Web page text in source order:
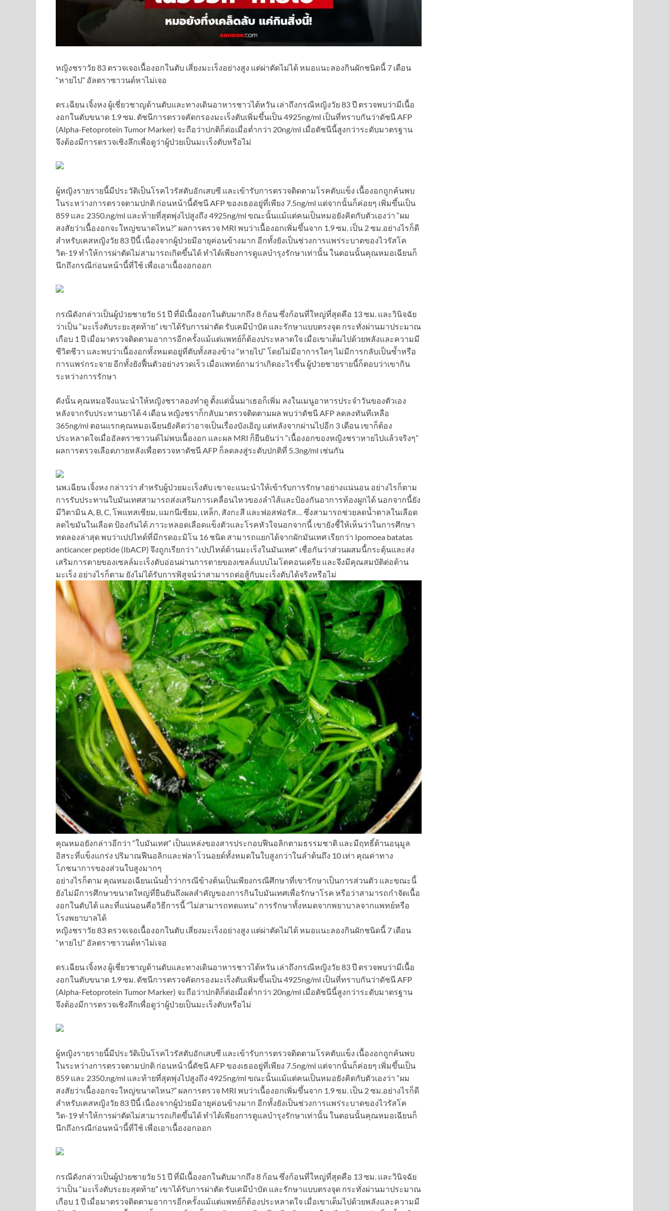
หญิงชราวัย 83 ตรวจเจอเนื้องอกในตับ เสี่ยงมะเร็งอย่างสูง แต่ผ่าตัดไม่ได้ หมอแนะลองกินผักชนิดนี้ 7 เดือน
“หายไป” อัลตราซาวนด์หาไม่เจอ
ดร.เฉียน เจิ้งหง ผู้เชี่ยวชาญด้านตับและทางเดินอาหารชาวไต้หวัน เล่าถึงกรณีหญิงวัย 83 ปี ตรวจพบว่ามีเนื้อ
งอกในตับขนาด 1.9 ซม. ดัชนีการตรวจคัดกรองมะเร็งตับเพิ่มขึ้นเป็น 4925ng/ml เป็นที่ทราบกันว่าดัชนี AFP
(Alpha-Fetoprotein Tumor Marker) จะถือว่าปกติก็ต่อเมื่อต่ำกว่า 20ng/ml เมื่อดัชนีนี้สูงกว่าระดับมาตรฐาน
จึงต้องมีการตรวจเชิงลึกเพื่อดูว่าผู้ป่วยเป็นมะเร็งตับหรือไม่
ผู้หญิงรายรายนี้มีประวัติเป็นโรคไวรัสตับอักเสบซี และเข้ารับการตรวจติดตามโรคตับแข็ง เนื้องอกถูกค้นพบ
ในระหว่างการตรวจตามปกติ ก่อนหน้านี้ดัชนี AFP ของเธออยู่ที่เพียง 7.5ng/ml แต่จากนั้นก็ค่อยๆ เพิ่มขึ้นเป็น
859 และ 2350.ng/ml และท้ายที่สุดพุ่งไปสูงถึง 4925ng/ml ขณะนั้นแม้แต่คนเป็นหมอยังคิดกับตัวเองว่า “ผม
สงสัยว่าเนื้องอกจะใหญ่ขนาดไหน?” ผลการตรวจ MRI พบว่าเนื้องอกเพิ่มขึ้นจาก 1.9 ซม. เป็น 2 ซม.อย่างไรก็ดี
สำหรับเคสหญิงวัย 83 ปีนี้ เนื่องจากผู้ป่วยมีอายุค่อนข้างมาก อีกทั้งยังเป็นช่วงการแพร่ระบาดของไวรัสโค
วิด-19 ทำให้การผ่าตัดไม่สามารถเกิดขึ้นได้ ทำได้เพียงการดูแลบำรุงรักษาเท่านั้น ในตอนนั้นคุณหมอเฉียนก็
นึกถึงกรณีก่อนหน้านี้ที่ใช้ เพื่อเอาเนื้องอกออก
กรณีดังกล่าวเป็นผู้ป่วยชายวัย 51 ปี ที่มีเนื้องอกในตับมากถึง 8 ก้อน ซึ่งก้อนที่ใหญ่ที่สุดคือ 13 ซม. และวินิจฉัย
ว่าเป็น “มะเร็งตับระยะสุดท้าย” เขาได้รับการผ่าตัด รับเคมีบำบัด และรักษาแบบตรงจุด กระทั่งผ่านมาประมาณ
เกือบ 1 ปี เมื่อมาตรวจติดตามอาการอีกครั้งแม้แต่แพทย์ก็ต้องประหลาดใจ เมื่อเขาเต็มไปด้วยพลังและความมี
ชีวิตชีวา และพบว่าเนื้องอกทั้งหมดอยู่ที่ตับทั้งสองข้าง “หายไป” โดยไม่มีอาการใดๆ ไม่มีการกลับเป็นซ้ำหรือ
การแพร่กระจาย อีกทั้งยังฟื้นตัวอย่างรวดเร็ว เมื่อแพทย์ถามว่าเกิดอะไรขึ้น ผู้ป่วยชายรายนี้ก็ตอบว่าเขากิน
ระหว่างการรักษา
ดังนั้น คุณหมอจึงแนะนำให้หญิงชราลองทำดู ตั้งแต่นั้นมาเธอก็เพิ่ม ลงในเมนูอาหารประจำวันของตัวเอง
หลังจากรับประทานยาได้ 4 เดือน หญิงชราก็กลับมาตรวจติดตามผล พบว่าดัชนี AFP ลดลงทันทีเหลือ
365ng/ml ตอนแรกคุณหมอเฉียนยังคิดว่าอาจเป็นเรื่องบังเอิญ แต่หลังจากผ่านไปอีก 3 เดือน เขาก็ต้อง
ประหลาดใจเมื่ออัลตราซาวนด์ไม่พบเนื้องอก และผล MRI ก็ยืนยันว่า “เนื้องอกของหญิงชราหายไปแล้วจริงๆ”
ผลการตรวจเลือดภายหลังเพื่อตรวจหาดัชนี AFP ก็ลดลงสู่ระดับปกติที่ 5.3ng/ml เช่นกัน
นพ.เฉียน เจิ้งหง กล่าวว่า สำหรับผู้ป่วยมะเร็งตับ เขาจะแนะนำให้เข้ารับการรักษาอย่างแน่นอน อย่างไรก็ตาม
การรับประทานใบมันเทศสามารถส่งเสริมการเคลื่อนไหวของลำไส้และป้องกันอาการท้องผูกได้ นอกจากนี้ยัง
มีวิตามิน A, B, C, โพแทสเซียม, แมกนีเซียม, เหล็ก, สังกะสี และฟอสฟอรัส… ซึ่งสามารถช่วยลดน้ำตาลในเลือด
ลดไขมันในเลือด ป้องกันได้ ภาวะหลอดเลือดแข็งตัวและโรคหัวใจนอกจากนี้ เขายังชี้ให้เห็นว่าในการศึกษา
ทดลองล่าสุด พบว่าเปปไทด์ที่มีกรดอะมิโน 16 ชนิด สามารถแยกได้จากผักมันเทศ เรียกว่า Ipomoea batatas
anticancer peptide (IbACP) จึงถูกเรียกว่า “เปปไทด์ต้านมะเร็งในมันเทศ” เชื่อกันว่าส่วนผสมนี้กระตุ้นและส่ง
เสริมการตายของเซลล์มะเร็งตับอ่อนผ่านการตายของเซลล์แบบไมโตคอนเดรีย และจึงมีคุณสมบัติต่อต้าน
มะเร็ง อย่างไรก็ตาม ยังไม่ได้รับการพิสูจน์ว่าสามารถต่อสู้กับมะเร็งตับได้จริงหรือไม่
คุณหมอยังกล่าวอีกว่า “ใบมันเทศ” เป็นแหล่งของสารประกอบฟีนอลิกตามธรรมชาติ และมีฤทธิ์ต้านอนุมูล
อิสระที่แข็งแกร่ง ปริมาณฟีนอลิกและฟลาโวนอยด์ทั้งหมดในใบสูงกว่าในลำต้นถึง 10 เท่า คุณค่าทาง
โภชนาการของส่วนใบสูงมากๆ
อย่างไรก็ตาม คุณหมอเฉียนเน้นย้ำว่ากรณีข้างต้นเป็นเพียงกรณีศึกษาที่เขารักษาเป็นการส่วนตัว และขณะนี้
ยังไม่มีการศึกษาขนาดใหญ่ที่ยืนยันถึงผลสำคัญของการกินใบมันเทศเพื่อรักษาโรค หรือว่าสามารถกำจัดเนื้อ
งอกในตับได้ และที่แน่นอนคือวิธีการนี้ “ไม่สามารถทดแทน” การรักษาทั้งหมดจากพยาบาลจากแพทย์หรือ
โรงพยาบาลได้
หญิงชราวัย 83 ตรวจเจอเนื้องอกในตับ เสี่ยงมะเร็งอย่างสูง แต่ผ่าตัดไม่ได้ หมอแนะลองกินผักชนิดนี้ 7 เดือน
“หายไป” อัลตราซาวนด์หาไม่เจอ
ดร.เฉียน เจิ้งหง ผู้เชี่ยวชาญด้านตับและทางเดินอาหารชาวไต้หวัน เล่าถึงกรณีหญิงวัย 83 ปี ตรวจพบว่ามีเนื้อ
งอกในตับขนาด 1.9 ซม. ดัชนีการตรวจคัดกรองมะเร็งตับเพิ่มขึ้นเป็น 4925ng/ml เป็นที่ทราบกันว่าดัชนี AFP
(Alpha-Fetoprotein Tumor Marker) จะถือว่าปกติก็ต่อเมื่อต่ำกว่า 20ng/ml เมื่อดัชนีนี้สูงกว่าระดับมาตรฐาน
จึงต้องมีการตรวจเชิงลึกเพื่อดูว่าผู้ป่วยเป็นมะเร็งตับหรือไม่
ผู้หญิงรายรายนี้มีประวัติเป็นโรคไวรัสตับอักเสบซี และเข้ารับการตรวจติดตามโรคตับแข็ง เนื้องอกถูกค้นพบ
ในระหว่างการตรวจตามปกติ ก่อนหน้านี้ดัชนี AFP ของเธออยู่ที่เพียง 7.5ng/ml แต่จากนั้นก็ค่อยๆ เพิ่มขึ้นเป็น
859 และ 2350.ng/ml และท้ายที่สุดพุ่งไปสูงถึง 4925ng/ml ขณะนั้นแม้แต่คนเป็นหมอยังคิดกับตัวเองว่า “ผม
สงสัยว่าเนื้องอกจะใหญ่ขนาดไหน?” ผลการตรวจ MRI พบว่าเนื้องอกเพิ่มขึ้นจาก 1.9 ซม. เป็น 2 ซม.อย่างไรก็ดี
สำหรับเคสหญิงวัย 83 ปีนี้ เนื่องจากผู้ป่วยมีอายุค่อนข้างมาก อีกทั้งยังเป็นช่วงการแพร่ระบาดของไวรัสโค
วิด-19 ทำให้การผ่าตัดไม่สามารถเกิดขึ้นได้ ทำได้เพียงการดูแลบำรุงรักษาเท่านั้น ในตอนนั้นคุณหมอเฉียนก็
นึกถึงกรณีก่อนหน้านี้ที่ใช้ เพื่อเอาเนื้องอกออก
กรณีดังกล่าวเป็นผู้ป่วยชายวัย 51 ปี ที่มีเนื้องอกในตับมากถึง 8 ก้อน ซึ่งก้อนที่ใหญ่ที่สุดคือ 13 ซม. และวินิจฉัย
ว่าเป็น “มะเร็งตับระยะสุดท้าย” เขาได้รับการผ่าตัด รับเคมีบำบัด และรักษาแบบตรงจุด กระทั่งผ่านมาประมาณ
เกือบ 1 ปี เมื่อมาตรวจติดตามอาการอีกครั้งแม้แต่แพทย์ก็ต้องประหลาดใจ เมื่อเขาเต็มไปด้วยพลังและความมี